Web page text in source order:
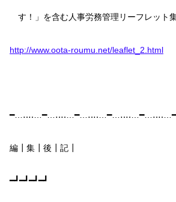
す！」を含む人事労務管理リーフレット
http://www.oota-roumu.net/leaflet_2.html
編┃集┃後┃記┃
━┛━┛━┛━┛